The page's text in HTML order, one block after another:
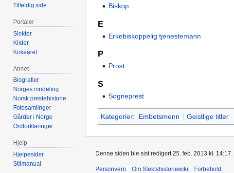
Biskop
E
Erkebiskoppelig tjenestemann
P
Prost
S
Sogneprest
Kategorier: Embetsmenn Geistlige titler
Tilfeldig side
Portaler
Slekter
Kilder
Kirkeåret
Annet
Biografier
Norges inndeling
Norsk prestehistorie
Fotosamlinger
Gårder i Norge
Ordforklaringer
Hjelp
Hjelpesider
Stilmanual
Denne siden ble sist redigert 25. feb. 2013 kl. 14:17.
Personvern Om Slektshistoriewiki Forbehold